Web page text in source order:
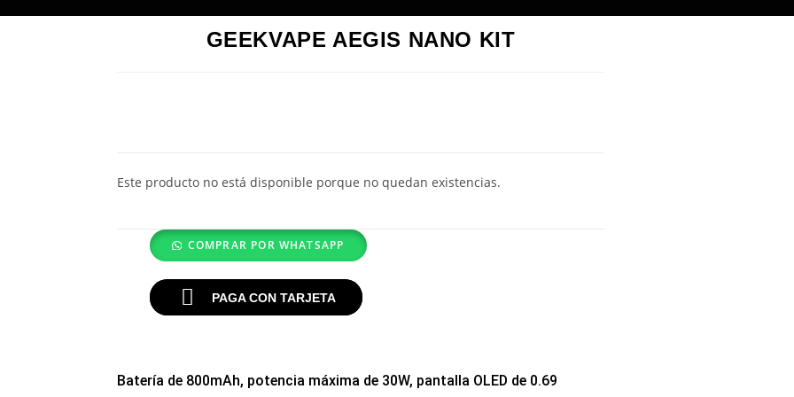
GEEKVAPE AEGIS NANO KIT
Este producto no está disponible porque no quedan existencias.
COMPRAR POR WHATSAPP
PAGA CON TARJETA
Batería de 800mAh, potencia máxima de 30W, pantalla OLED de 0.69